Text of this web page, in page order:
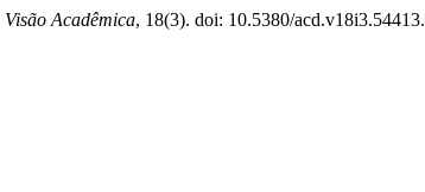
Visão Acadêmica, 18(3). doi: 10.5380/acd.v18i3.54413.